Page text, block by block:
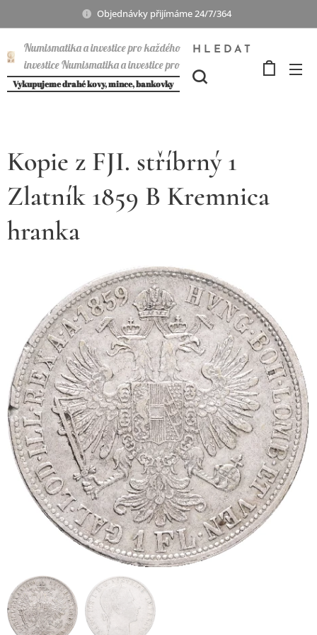
Objednávky přijímáme 24/7/364
Numismatika a investice pro každého
investice Numismatika a investice pro
každého
Vykupujeme drahé kovy, mince, bankovky
HLEDAT
Kopie z FJI. stříbrný 1
Zlatník 1859 B Kremnica
hranka